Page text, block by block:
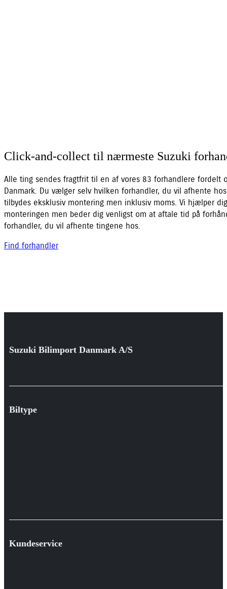
Click-and-collect til nærmeste Suzuki
Alle ting sendes fragtfrit til en af vores 83 forhandlere fordelt
Danmark. Du vælger selv hvilken forhandler, du vil afhente
tilbydes eksklusiv montering men inklusiv moms. Vi hjælper
monteringen men beder dig venligst om at aftale tid på
forhandler, du vil afhente tingene hos.
Find forhandler
Suzuki Bilimport Danmark A/S
Biltype
Kundeservice